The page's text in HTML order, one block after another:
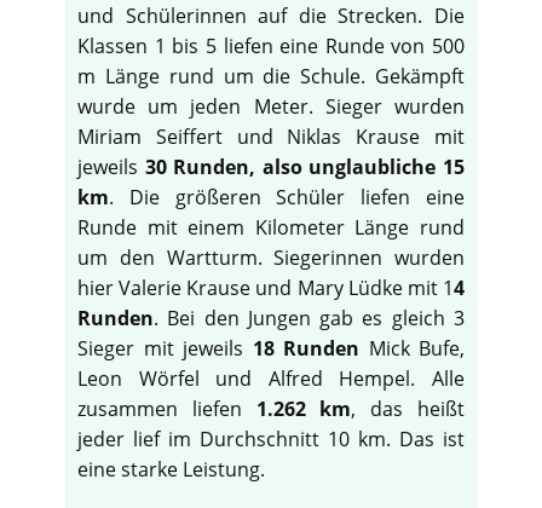
und Schülerinnen auf die Strecken. Die
Klassen 1 bis 5 liefen eine Runde von 500
m Länge rund um die Schule. Gekämpft
wurde um jeden Meter. Sieger wurden
Miriam Seiffert und Niklas Krause mit
jeweils 30 Runden, also unglaubliche 15
km. Die größeren Schüler liefen eine
Runde mit einem Kilometer Länge rund
um den Wartturm. Siegerinnen wurden
hier Valerie Krause und Mary Lüdke mit 14
Runden. Bei den Jungen gab es gleich 3
Sieger mit jeweils 18 Runden Mick Bufe,
Leon Wörfel und Alfred Hempel. Alle
zusammen liefen 1.262 km, das heißt
jeder lief im Durchschnitt 10 km. Das ist
eine starke Leistung.